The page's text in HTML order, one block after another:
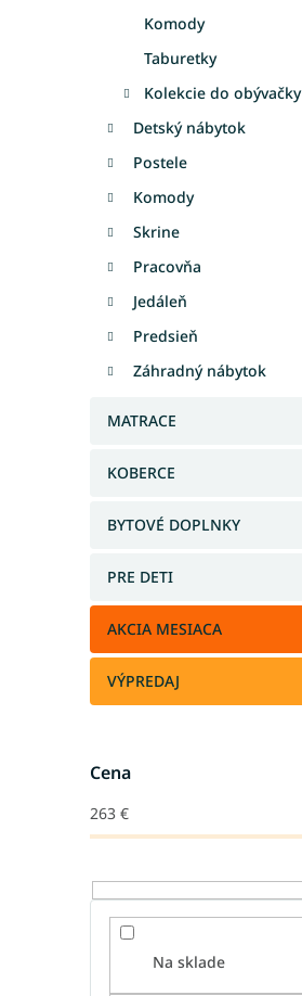
Komody
Taburetky
Kolekcie do obývačky
Detský nábytok
Postele
Komody
Skrine
Pracovňa
Jedáleň
Predsieň
Záhradný nábytok
MATRACE
KOBERCE
BYTOVÉ DOPLNKY
PRE DETI
AKCIA MESIACA
VÝPREDAJ
Cena
263 €
Na sklade